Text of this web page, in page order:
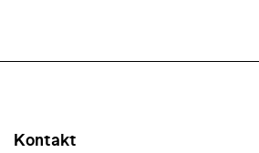
Kontakt